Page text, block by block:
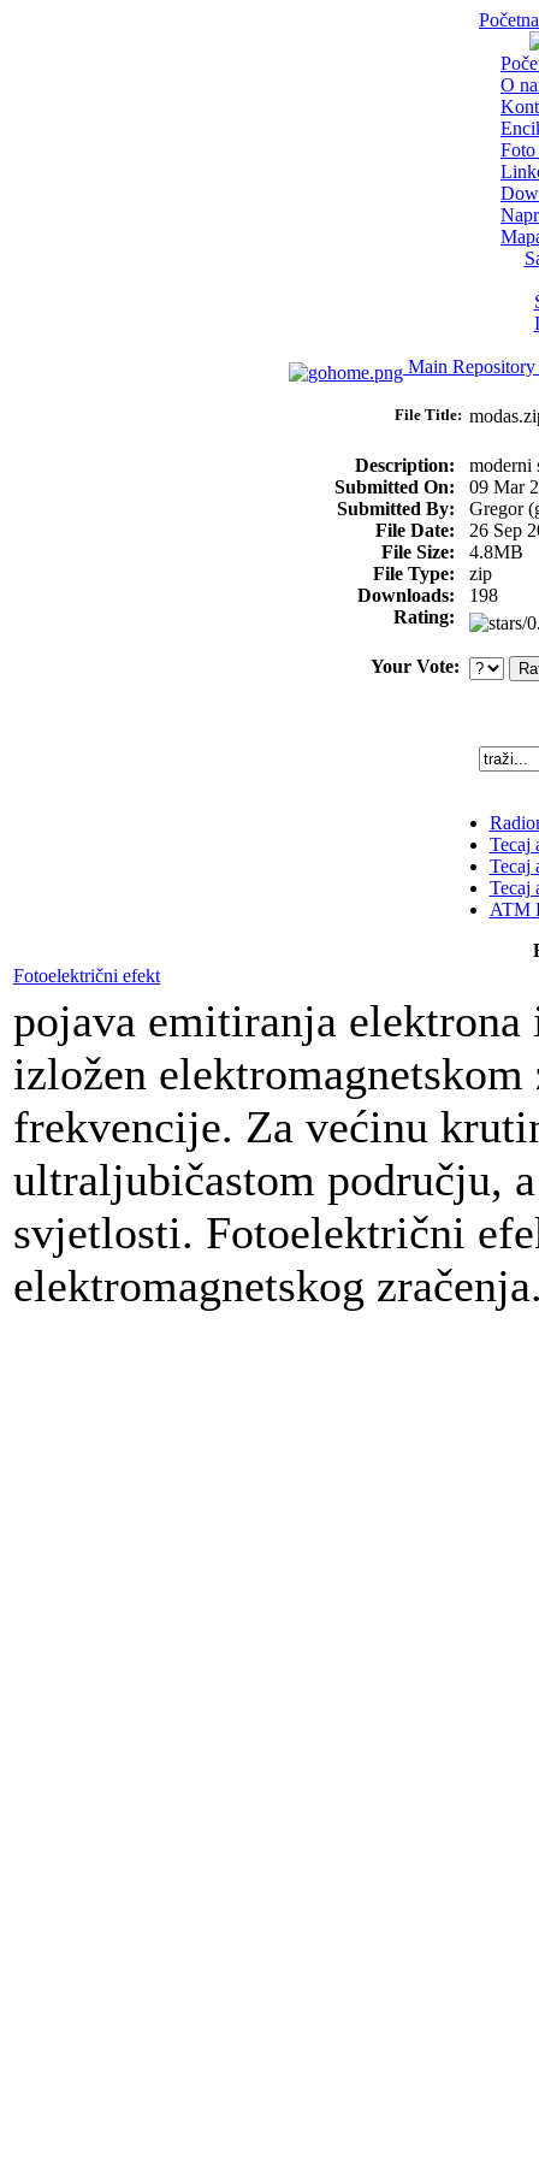
Početna
O
Foto
Main Repository
File Title:
Description:
moderni
Submitted On:
09 Mar
Submitted By:
Gregor
File Date:
26 Sep
File Size:
4.8MB
File Type:
zip
Downloads:
198
Rating:
Your Vote:
Tecaj
Tecaj
Tecaj
ATM
Fotoelektrični efekt
pojava emitiranja
izložen elektromagnetskom
frekvencije. Za većinu
ultraljubičastom području,
svjetlosti. Fotoelektrični
elektromagnetskog